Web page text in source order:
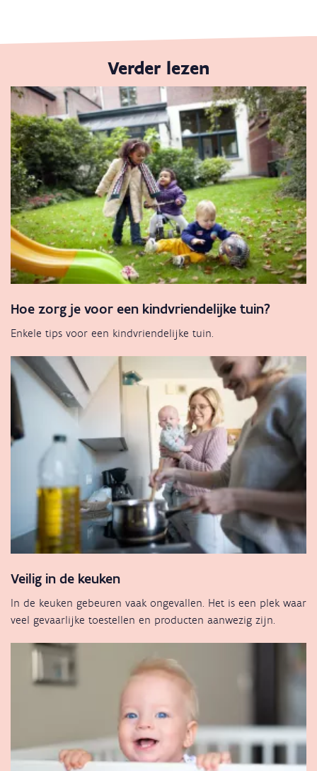
Verder lezen
Hoe zorg je voor een kindvriendelijke tuin?
Enkele tips voor een kindvriendelijke tuin.
Veilig in de keuken
In de keuken gebeuren vaak ongevallen. Het is een plek waar
veel gevaarlijke toestellen en producten aanwezig zijn.